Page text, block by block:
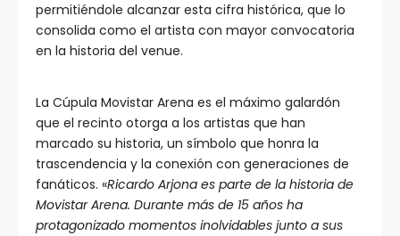
permitiéndole alcanzar esta cifra histórica, que lo
consolida como el artista con mayor convocatoria
en la historia del venue.
La Cúpula Movistar Arena es el máximo galardón
que el recinto otorga a los artistas que han
marcado su historia, un símbolo que honra la
trascendencia y la conexión con generaciones de
fanáticos. «Ricardo Arjona es parte de la historia de
Movistar Arena. Durante más de 15 años ha
protagonizado momentos inolvidables junto a sus